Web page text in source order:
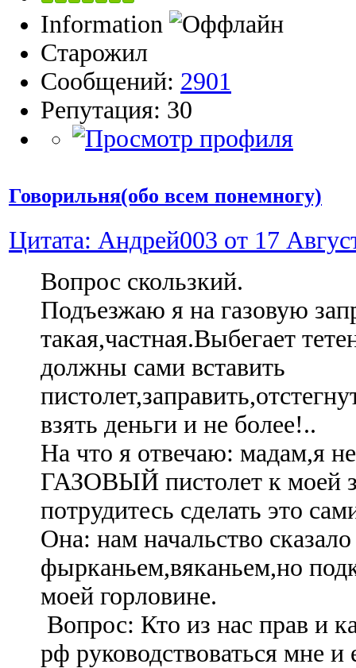
Information
Старожил
Сообщений: 2901
Репутация: 30
Говорильня(обо всем понемногу)
Цитата: Андрей003 от 17
Вопрос скользкий.
Подъезжаю я на газовую
такая,частная.Выбегает
должны сами вставить
взять деньги и не более!..
На что я отвечаю: мадам,я
ГАЗОВЫЙ пистолет к моей
потрудитесь сделать это
Она: нам начальство
фырканьем,вяканьем,но
моей горловине.
Вопрос: Кто из нас прав и
рф руководствоваться мне и